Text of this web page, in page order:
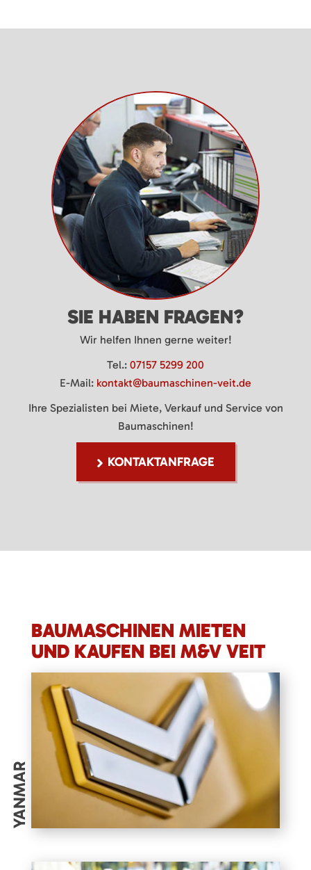
SIE HABEN FRAGEN?
Wir helfen Ihnen gerne weiter!
Tel.: 07157 5299 200
E-Mail: kontakt@baumaschinen-veit.de
Ihre Spezialisten bei Miete, Verkauf und Service von
Baumaschinen!
KONTAKTANFRAGE
BAUMASCHINEN MIETEN
UND KAUFEN BEI M&V VEIT
YANMAR